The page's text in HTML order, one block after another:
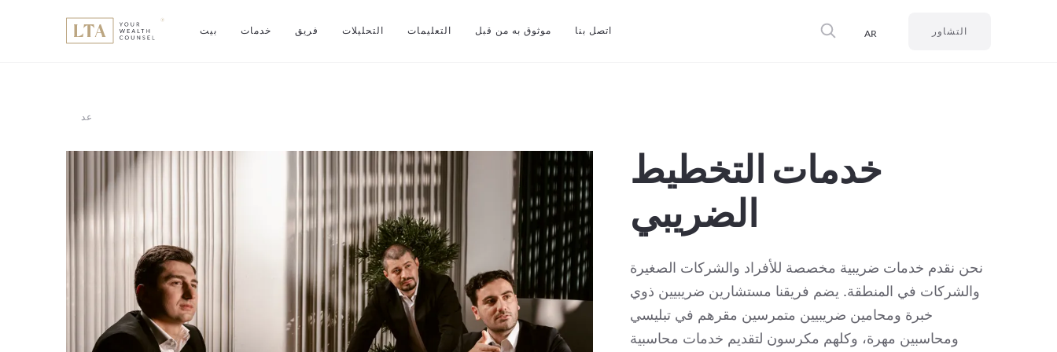
بيت خدمات فريق التحليلات التعليمات موثوق به من قبل اتصل بنا AR التشاور
عد
خدمات التخطيط
الضريبي
نحن نقدم خدمات ضريبية مخصصة للأفراد والشركات الصغيرة
والشركات في المنطقة. يضم فريقنا مستشارين ضريبيين ذوي
خبرة ومحامين ضريبيين متمرسين مقرهم في تبليسي
ومحاسبين مهرة، وكلهم مكرسون لتقديم خدمات محاسبية